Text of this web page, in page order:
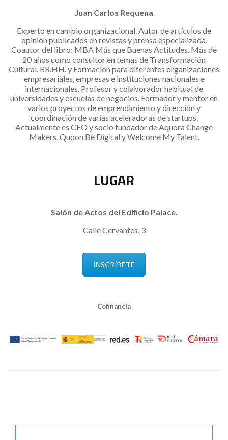
Juan Carlos Requena
Experto en cambio organizacional. Autor de artículos de
opinión publicados en revistas y prensa especializada.
Coautor del libro: MBA Más que Buenas Actitudes. Más de
20 años como consultor en temas de Transformación
Cultural, RR.HH. y Formación para diferentes organizaciones
empresariales, empresas e instituciones nacionales e
internacionales. Profesor y colaborador habitual de
universidades y escuelas de negocios. Formador y mentor en
varios proyectos de emprendimiento y dirección y
coordinación de varias aceleradoras de startups.
Actualmente es CEO y socio fundador de Aquora Change
Makers, Quoon Be Digital y Welcome My Talent.
LUGAR
Salón de Actos del Edificio Palace.
Calle Cervantes, 3
INSCRÍBETE
Cofinancia